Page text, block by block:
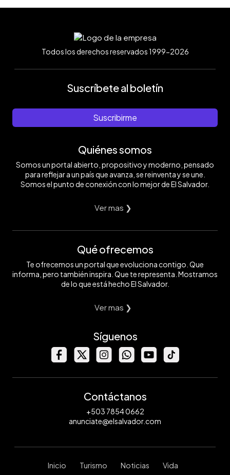
Todos los derechos reservados 1999-2026
Suscríbete al boletín
Suscribirme
Quiénes somos
Somos un portal abierto, propositivo y moderno, pensado
para reflejar a un país que avanza, se reinventa y se une.
Somos el punto de conexión con lo mejor de El Salvador.
Ver mas ❯
Qué ofrecemos
Te ofrecemos un portal que evoluciona contigo. Que
informa, pero también inspira. Que te representa. Mostramos
de lo que está hecho El Salvador.
Ver mas ❯
Síguenos
Contáctanos
+503 7854 0662
anunciate@elsalvador.com
Inicio Turismo Noticias Vida